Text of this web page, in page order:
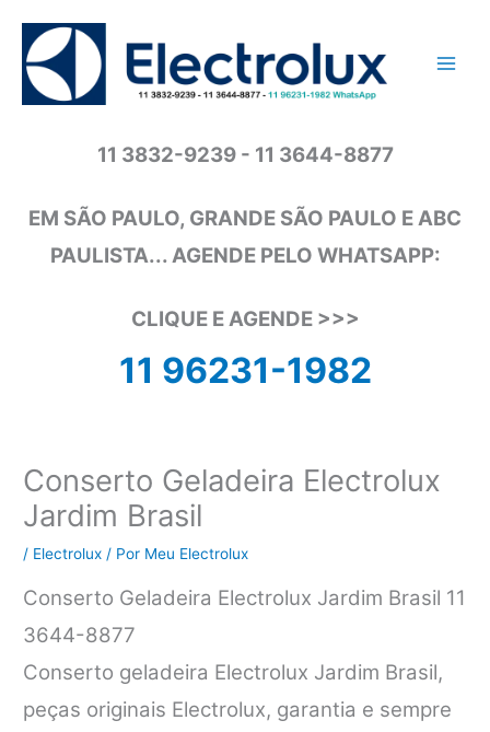
conteúdo
11 3832-9239 - 11 3644-8877
EM SÃO PAULO, GRANDE SÃO PAULO E ABC
PAULISTA... AGENDE PELO WHATSAPP:
CLIQUE E AGENDE >>>
11 96231-1982
Conserto Geladeira Electrolux
Jardim Brasil
/ Electrolux / Por Meu Electrolux
Conserto Geladeira Electrolux Jardim Brasil 11
3644-8877
Conserto geladeira Electrolux Jardim Brasil,
peças originais Electrolux, garantia e sempre